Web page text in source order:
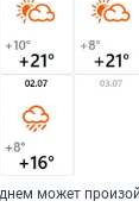
может